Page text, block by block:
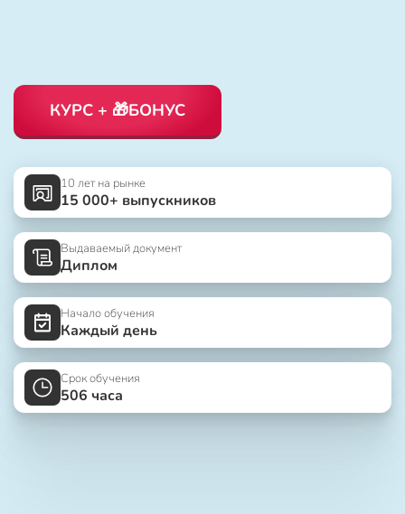
КУРС + 🎁БОНУС
10 лет на рынке
15 000+ выпускников
Выдаваемый документ
Диплом
Начало обучения
Каждый день
Срок обучения
506 часа